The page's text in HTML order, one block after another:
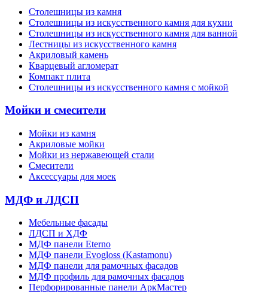
Столешницы из камня
Cтолешницы из искусственного камня для кухни
Cтолешницы из искусственного камня для ванной
Лестницы из искусственного камня
Акриловый камень
Кварцевый агломерат
Компакт плита
Столешницы из искусственного камня с мойкой
Мойки и смесители
Мойки из камня
Акриловые мойки
Мойки из нержавеющей стали
Смесители
Аксессуары для моек
МДФ и ЛДСП
Мебельные фасады
ЛДСП и ХДФ
МДФ панели Eterno
МДФ панели Evogloss (Kastamonu)
МДФ панели для рамочных фасадов
МДФ профиль для рамочных фасадов
Перфорированные панели АркМастер